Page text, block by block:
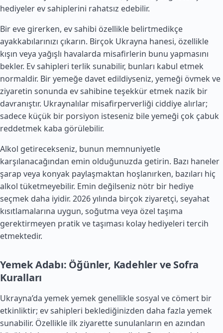
hediyeler ev sahiplerini rahatsız edebilir.
Bir eve girerken, ev sahibi özellikle belirtmedikçe
ayakkabılarınızı çıkarın. Birçok Ukrayna hanesi, özellikle
kışın veya yağışlı havalarda misafirlerin bunu yapmasını
bekler. Ev sahipleri terlik sunabilir, bunları kabul etmek
normaldir. Bir yemeğe davet edildiyseniz, yemeği övmek ve
ziyaretin sonunda ev sahibine teşekkür etmek nazik bir
davranıştır. Ukraynalılar misafirperverliği ciddiye alırlar;
sadece küçük bir porsiyon isteseniz bile yemeği çok çabuk
reddetmek kaba görülebilir.
Alkol getirecekseniz, bunun memnuniyetle
karşılanacağından emin olduğunuzda getirin. Bazı haneler
şarap veya konyak paylaşmaktan hoşlanırken, bazıları hiç
alkol tüketmeyebilir. Emin değilseniz nötr bir hediye
seçmek daha iyidir. 2026 yılında birçok ziyaretçi, seyahat
kısıtlamalarına uygun, soğutma veya özel taşıma
gerektirmeyen pratik ve taşıması kolay hediyeleri tercih
etmektedir.
Yemek Adabı: Öğünler, Kadehler ve Sofra
Kuralları
Ukrayna’da yemek yemek genellikle sosyal ve cömert bir
etkinliktir; ev sahipleri beklediğinizden daha fazla yemek
sunabilir. Özellikle ilk ziyarette sunulanların en azından